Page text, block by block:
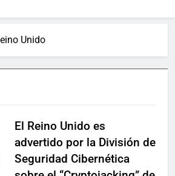
Unido
El Reino Unido es
advertido por la División de
Seguridad Cibernética